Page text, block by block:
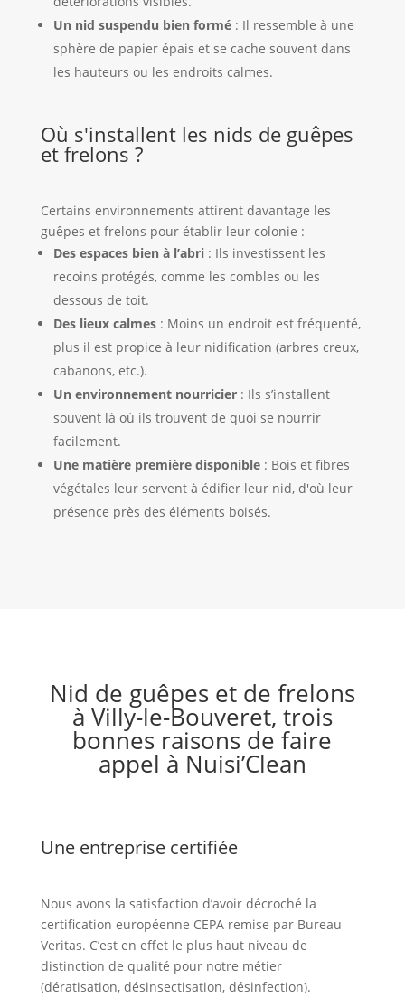
Un nid suspendu bien formé: Il ressemble à une
sphère de papier épais et se cache souvent dans
les hauteurs ou les endroits calmes.
Où s'installent les nids de guêpes
et frelons ?
Certains environnements attirent davantage les
guêpes et frelons pour établir leur colonie :
Des espaces bien à l’abri: Ils investissent les
recoins protégés, comme les combles ou les
dessous de toit.
Des lieux calmes: Moins un endroit est fréquenté,
plus il est propice à leur nidification (arbres creux,
cabanons, etc.).
Un environnement nourricier: Ils s’installent
souvent là où ils trouvent de quoi se nourrir
facilement.
Une matière première disponible: Bois et fibres
végétales leur servent à édifier leur nid, d'où leur
présence près des éléments boisés.
Nid de guêpes et de frelons
à Villy-le-Bouveret, trois
bonnes raisons de faire
appel à Nuisi’Clean
Une entreprise certifiée
Nous avons la satisfaction d’avoir décroché la
certification européenne CEPA remise par Bureau
Veritas. C’est en effet le plus haut niveau de
distinction de qualité pour notre métier
(dératisation, désinsectisation, désinfection).